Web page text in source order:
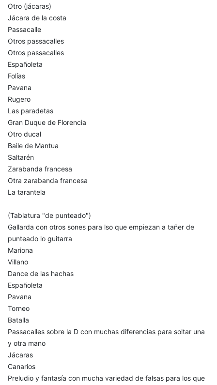
Otro (jácaras)
Jácara de la costa
Passacalle
Otros passacalles
Otros passacalles
Españoleta
Folías
Pavana
Rugero
Las paradetas
Gran Duque de Florencia
Otro ducal
Baile de Mantua
Saltarén
Zarabanda francesa
Otra zarabanda francesa
La tarantela
(Tablatura "de punteado")
Gallarda con otros sones para lso que empiezan a tañer de
punteado lo guitarra
Mariona
Villano
Dance de las hachas
Españoleta
Pavana
Torneo
Batalla
Passacalles sobre la D con muchas diferencias para soltar una
y otra mano
Jácaras
Canarios
Preludio y fantasía con mucha variedad de falsas para los que